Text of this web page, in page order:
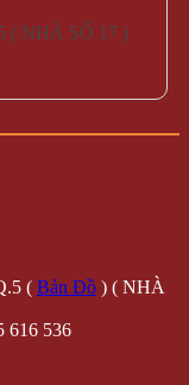
( NHÀ SỐ 17 )
( Bản Đồ ) ( NHÀ
616 536